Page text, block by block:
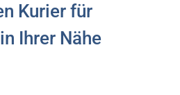
Kurier für
Ihrer Nähe